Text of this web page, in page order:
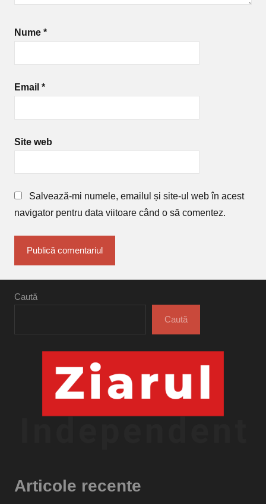
Nume *
Email *
Site web
Salvează-mi numele, emailul și site-ul web în acest
navigator pentru data viitoare când o să comentez.
Caută
Caută
Articole recente